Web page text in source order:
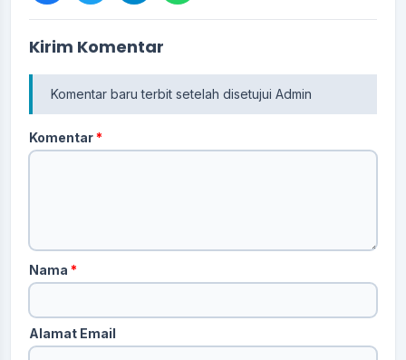
Kirim Komentar
Komentar baru terbit setelah disetujui Admin
Komentar*
Nama *
Alamat Email